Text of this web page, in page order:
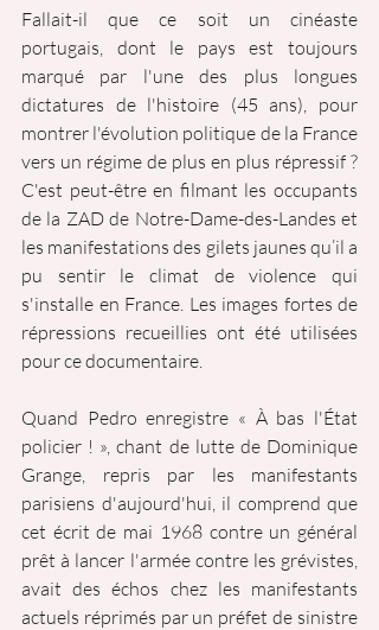
Fallait-il que ce soit un cinéaste
portugais, dont le pays est toujours
marqué par l'une des plus longues
dictatures de l'histoire (45 ans), pour
montrer l'évolution politique de la France
vers un régime de plus en plus répressif ?
C'est peut-être en filmant les occupants
de la ZAD de Notre-Dame-des-Landes et
les manifestations des gilets jaunes qu’il a
pu sentir le climat de violence qui
s'installe en France. Les images fortes de
répressions recueillies ont été utilisées
pour ce documentaire.
Quand Pedro enregistre « À bas l'État
policier ! », chant de lutte de Dominique
Grange, repris par les manifestants
parisiens d'aujourd'hui, il comprend que
cet écrit de mai 1968 contre un général
prêt à lancer l'armée contre les grévistes,
avait des échos chez les manifestants
actuels réprimés par un préfet de sinistre